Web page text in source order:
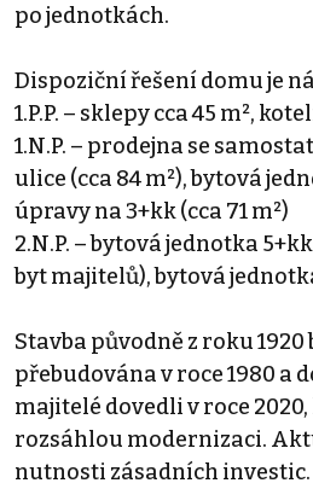
po jednotkách.
Dispoziční řešení domu je
1.P.P. – sklepy cca 45 m²,
1.N.P. – prodejna se
ulice (cca 84 m²), bytová
úpravy na 3+kk (cca 71 m²)
2.N.P. – bytová jednotka
byt majitelů), bytová
Stavba původně z roku 1920
přebudována v roce 1980 a
majitelé dovedli v roce
rozsáhlou modernizaci.
nutnosti zásadních investic.